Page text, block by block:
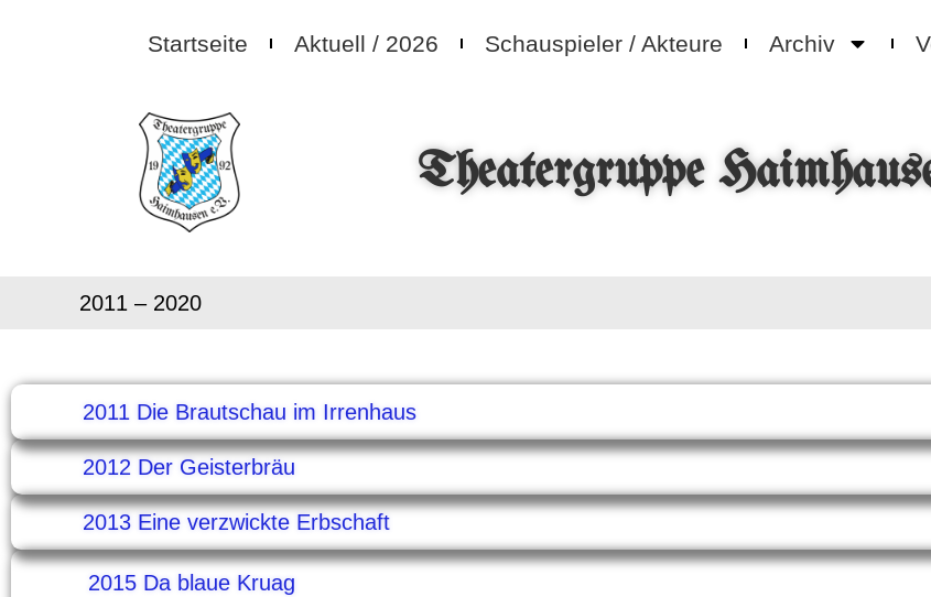
Startseite Aktuell / 2026 Schauspieler / Akteure Archiv
Theatergruppe
2011 – 2020
2011 Die Brautschau im Irrenhaus
2012 Der Geisterbräu
2013 Eine verzwickte Erbschaft
2015 Da blaue Kruag